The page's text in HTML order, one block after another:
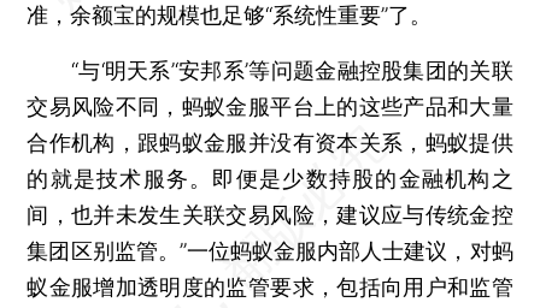
准，余额宝的规模也足够“系统性重要”了。
“与‘明天系’‘安邦系’等问题金融控股集团的关联
交易风险不同，蚂蚁金服平台上的这些产品和大量
合作机构，跟蚂蚁金服并没有资本关系，蚂蚁提供
的就是技术服务。即便是少数持股的金融机构之
间，也并未发生关联交易风险，建议应与传统金控
集团区别监管。”一位蚂蚁金服内部人士建议，对蚂
蚁金服增加透明度的监管要求，包括向用户和监管